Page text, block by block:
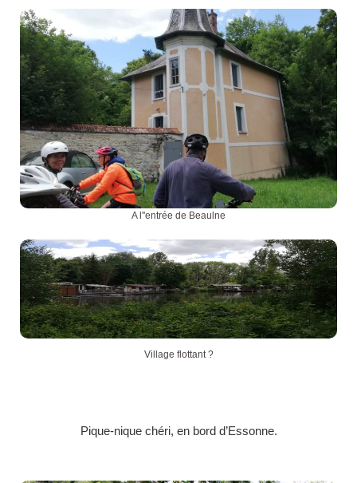
A l''entrée de Beaulne
Village flottant ?
Pique-nique chéri, en bord d’Essonne.